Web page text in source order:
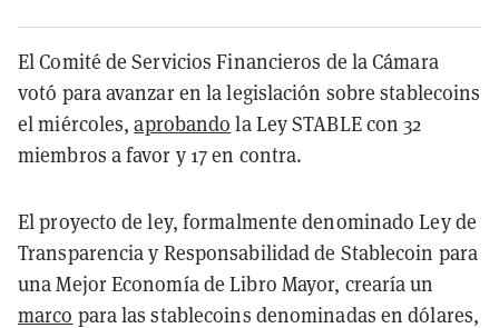
El Comité de Servicios Financieros de la Cámara
votó para avanzar en la legislación sobre stablecoins
el miércoles,aprobando la Ley STABLE con 32
miembros a favor y 17 en contra.
El proyecto de ley, formalmente denominado Ley de
Transparencia y Responsabilidad de Stablecoin para
una Mejor Economía de Libro Mayor, crearía un
marco para las stablecoins denominadas en dólares,